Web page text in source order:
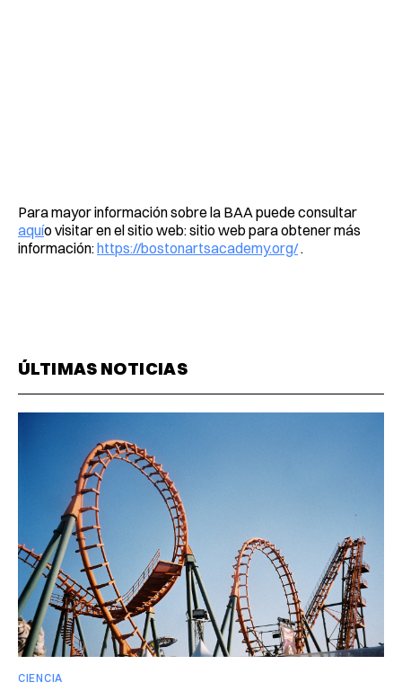
Para mayor información sobre la BAA puede consultar
aquío visitar en el sitio web: sitio web para obtener más
información:https://bostonartsacademy.org/.
ÚLTIMAS NOTICIAS
CIENCIA